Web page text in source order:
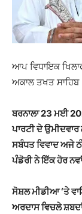
ਆਪ ਵਿਧਾਇਕ
ਅਕਾਲ ਤਖਤ ਸਾਹਿਬ
ਬਰਨਾਲਾ 23 ਮਈ
ਪਾਰਟੀ ਦੇ
ਸਬੰਧਤ ਵਿਵਾਦ ਅਜੇ
ਪੰਡੋਰੀ ਨੇ ਇੱਕ ਹੋਰ
ਸੋਸ਼ਲ ਮੀਡੀਆ ‘ਤੇ
ਅਰਦਾਸ ਵਿਚਲੇ